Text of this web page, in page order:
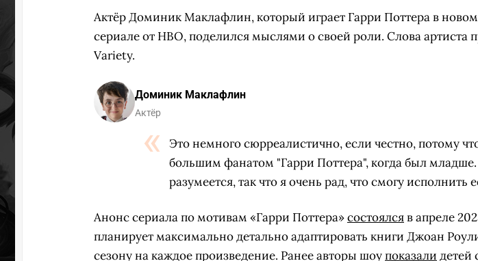
Актёр Доминик Маклафлин, который играет Гарри Поттера в
сериале от HBO, поделился мыслями о своей роли. Слова артиста
Variety.
Доминик Маклафлин
Актёр
Это немного сюрреалистично, если честно, потому
большим фанатом "Гарри Поттера", когда был
разумеется, так что я очень рад, что смогу исполнить
Анонс сериала по мотивам «Гарри Поттера»состоялсяв апреле
планирует максимально детально адаптировать книги Джоан
сезону на каждое произведение. Ранее авторы шоупоказали детей